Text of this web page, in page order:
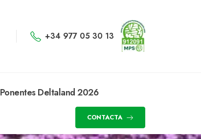
+34 977 05 30 13
Ponentes Deltaland 2026
CONTACTA